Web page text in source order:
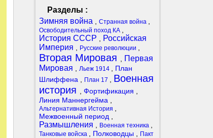
Разделы :
Зимняя война
Странная война
Освободительный поход КА
История СССР
Российская
Империя
Русские революции
Вторая Мировая
Первая
Мировая
Льеж 1914
План
Шлиффена
План 17
Военная
история
Фортификация
Линия Маннергейма
Альтернативная История
Межвоенный период
Размышления Военная техника
Танковые войска Полководцы
Пакт